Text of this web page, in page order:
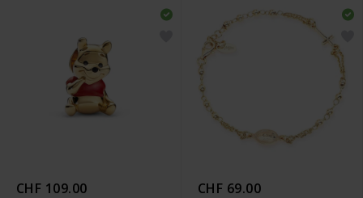
CHF 109.00 CHF 69.00